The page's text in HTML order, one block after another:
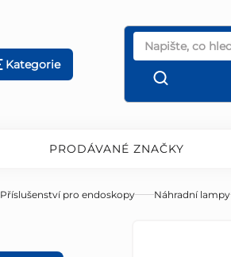
Kategorie
PRODÁVANÉ ZNAČKY
Příslušenství pro endoskopy Náhradní lampy